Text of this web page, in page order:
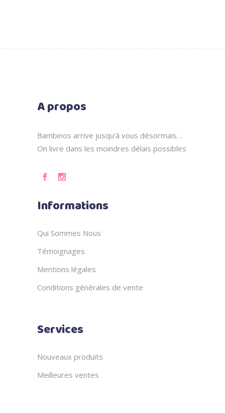
A propos
Bambinos arrive jusqu'à vous désormais…
On livre dans les moindres délais possibles
Informations
Qui Sommes Nous
Témoignages
Mentions légales
Conditions générales de vente
Services
Nouveaux produits
Meilleures ventes